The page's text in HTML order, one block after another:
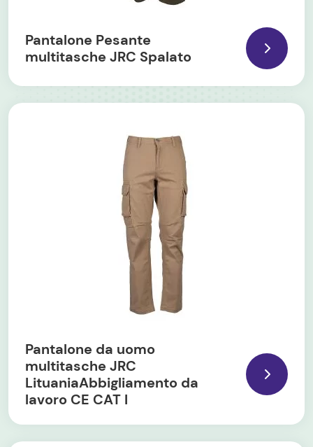
Pantalone Pesante
multitasche JRC Spalato
Pantalone da uomo
multitasche JRC
LituaniaAbbigliamento da
lavoro CE CAT I